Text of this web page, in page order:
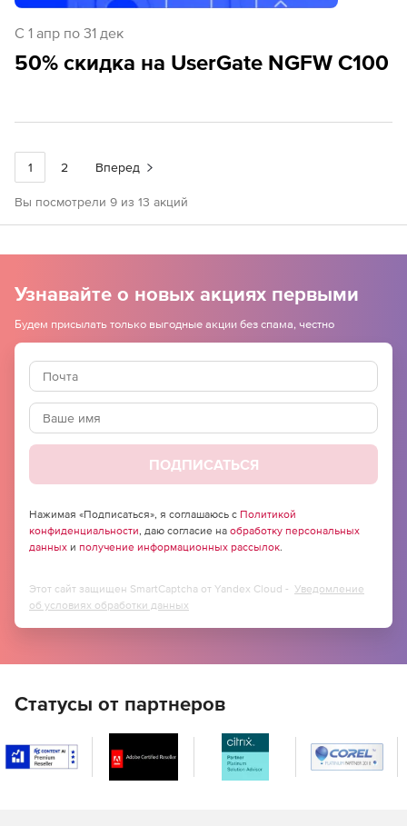
C 1 апр по 31 дек
50% скидка на UserGate NGFW С100
1 2 Вперед
Вы посмотрели 9 из 13 акций
Узнавайте о новых акциях первыми
Будем присылать только выгодные акции без спама, честно
ПОДПИСАТЬСЯ
Нажимая «Подписаться», я соглашаюсь с Политикой
конфиденциальности, даю согласие на обработку персональных
данных и получение информационных рассылок.
Этот сайт защищен SmartCaptcha от Yandex Cloud - Уведомление
об условиях обработки данных
Статусы от партнеров